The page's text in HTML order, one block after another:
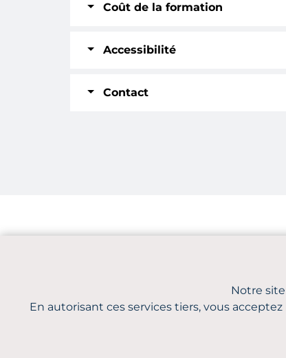
Coût de la formation
Accessibilité
Contact
©
Notre
En autorisant ces services tiers, vous